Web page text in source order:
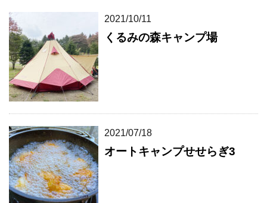
2021/10/11
くるみの森キャンプ場
2021/07/18
オートキャンプせせらぎ3